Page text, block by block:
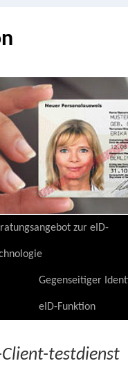
zur eID-
Gegenseitiger
eID-Funktion
testdienst